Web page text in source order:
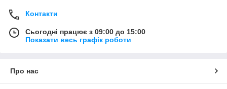
Контакти
Сьогодні працює з 09:00 до 15:00
Показати весь графік роботи
Про нас